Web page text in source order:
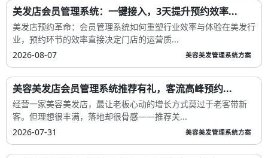
美发店会员管理系统：一键接入，3天提升预约效率...
美发店预约革命：会员管理系统如何重塑行业效率与体验在美发行
业，预约环节的效率直接决定门店的运营质...
2026-08-07
美容美发管理系统方案
美容美发店会员管理系统推荐有礼，客流高峰预约...
经营一家美容美发店，最让老板心动的增长方式莫过于老客带新
客。但理想很丰满，落地却很骨感——推荐关...
2026-07-31
美容美发管理系统方案